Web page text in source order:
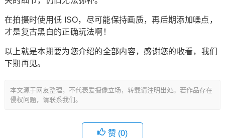
在拍摄时使用低 ISO，尽可能保持画质，再后期添加噪点，
才是复古黑白的正确玩法啊！
以上就是本期要为您介绍的全部内容，感谢您的收看，我们
下期再见。
本文源于网友整理，不代表爱摄像立场，转载请注明出处。若作品存在
侵权问题，请联系我们。
赞 (0)